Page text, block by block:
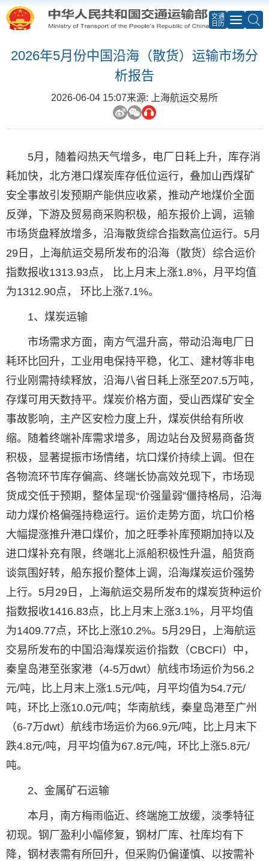
交通
日历
2026年5月份中国沿海（散货）运输市场分
析报告
2026-06-04 15:07来源: 上海航运交易所
5月，随着闷热天气增多，电厂日耗上升，库存消
耗加快，北方港口煤炭库存低位运行，叠加山西煤矿
安全事故引发预期产能供应收紧，推动产地煤价全面
反弹，下游及贸易商采购积极，船东报价上调，运输
市场货盘释放增多，沿海散货综合指数高位运行。5月
29日，上海航运交易所发布的沿海（散货）综合运价
指数报收1313.93点， 比上月末上涨1.8%，月平均值
为1312.90点， 环比上涨7.1%。
1、煤炭运输
市场需求方面，南方气温升高，带动沿海电厂日
耗环比回升，工业用电保持平稳，化工、建材等非电
行业刚需持续释放，沿海八省日耗上涨至207.5万吨，
存煤可用天数持平。煤炭价格方面，受山西煤矿安全
事故影响，主产区安检力度上升，煤炭供给有所收
缩。随着终端补库需求增多，周边站台及贸易商备货
积极，显著提振市场情绪，坑口煤价持续上调。但在
各物流环节库存偏高、终端长协高效兑现下，市场现
货成交低于预期，整体呈现“价强量弱”僵持格局，沿海
动力煤价格偏强持稳运行。运价走势方面，坑口价格
大幅提涨推升港口煤价，加之旺季补库预期加持以及
进口煤补充有限，终端北上派船积极性升温，船货商
谈氛围好转，船东报价整体上调，沿海煤炭运价强势
上行。5月29日，上海航运交易所发布的煤炭货种运价
指数报收1416.83点，比上月末上涨3.1%，月平均值
为1409.77点，环比上涨10.2%。5月29日，上海航运
交易所发布的中国沿海煤炭运价指数（CBCFI）中，
秦皇岛港至张家港（4-5万dwt）航线市场运价为56.2
元/吨，比上月末上涨1.5元/吨，月平均值为54.7元/
吨，环比上涨10.0元/吨；华南航线，秦皇岛港至广州
（6-7万dwt）航线市场运价为66.9元/吨，比上月末下
跌4.8元/吨，月平均值为67.8元/吨，环比上涨5.8元/
吨。
2、金属矿石运输
本月，南方梅雨临近、终端施工放缓，淡季特征
初现。钢厂盈利小幅修复，钢材厂库、社库均有下
降，钢材表需有所回升，但采购仍偏谨慎、以按需补